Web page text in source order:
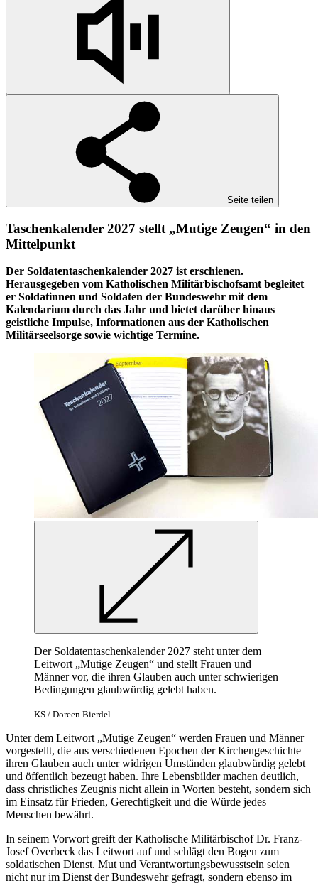
Seite teilen
Taschenkalender 2027 stellt „Mutige Zeugen“ in den
Mittelpunkt
Der Soldatentaschenkalender 2027 ist erschienen.
Herausgegeben vom Katholischen Militärbischofsamt begleitet
er Soldatinnen und Soldaten der Bundeswehr mit dem
Kalendarium durch das Jahr und bietet darüber hinaus
geistliche Impulse, Informationen aus der Katholischen
Militärseelsorge sowie wichtige Termine.
Der Soldatentaschenkalender 2027 steht unter dem
Leitwort „Mutige Zeugen“ und stellt Frauen und
Männer vor, die ihren Glauben auch unter schwierigen
Bedingungen glaubwürdig gelebt haben.
KS / Doreen Bierdel
Unter dem Leitwort „Mutige Zeugen“ werden Frauen und Männer
vorgestellt, die aus verschiedenen Epochen der Kirchengeschichte
ihren Glauben auch unter widrigen Umständen glaubwürdig gelebt
und öffentlich bezeugt haben. Ihre Lebensbilder machen deutlich,
dass christliches Zeugnis nicht allein in Worten besteht, sondern sich
im Einsatz für Frieden, Gerechtigkeit und die Würde jedes
Menschen bewährt.
In seinem Vorwort greift der Katholische Militärbischof Dr. Franz-
Josef Overbeck das Leitwort auf und schlägt den Bogen zum
soldatischen Dienst. Mut und Verantwortungsbewusstsein seien
nicht nur im Dienst der Bundeswehr gefragt, sondern ebenso im